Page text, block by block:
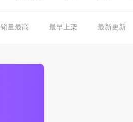
销量最高 最早上架 最新更新